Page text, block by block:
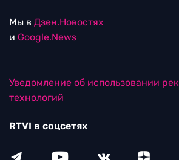
Мы в Дзен.Новостях
и Google.News
Уведомление об использовании
технологий
RTVI в соцсетях